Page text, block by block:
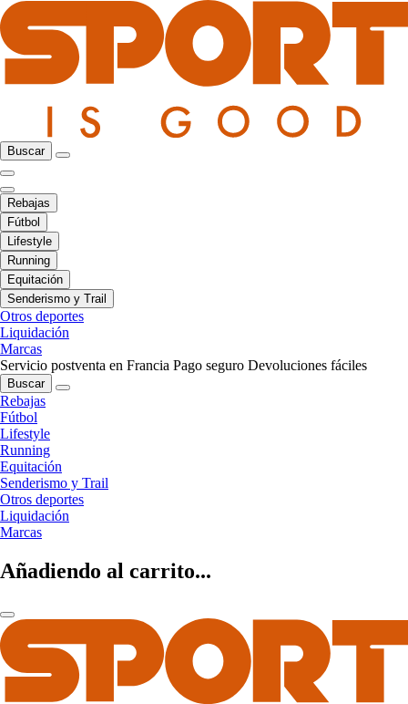
Buscar
Rebajas
Fútbol
Lifestyle
Running
Equitación
Senderismo y Trail
Otros deportes
Liquidación
Marcas
Servicio postventa en Francia Pago seguro Devoluciones fáciles
Buscar
Rebajas
Fútbol
Lifestyle
Running
Equitación
Senderismo y Trail
Otros deportes
Liquidación
Marcas
Añadiendo al carrito...